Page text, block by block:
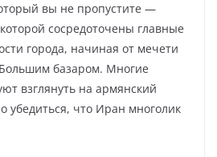
вы не пропустите —
сосредоточены главные
города, начиная от мечети
базаром. Многие
взглянуть на армянский
убедиться, что Иран многолик